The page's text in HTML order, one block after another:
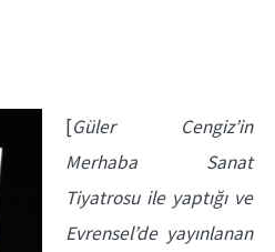
[Güler Cengiz’in
Merhaba Sanat
Tiyatrosu ile yaptığı ve
Evrensel’de yayınlanan